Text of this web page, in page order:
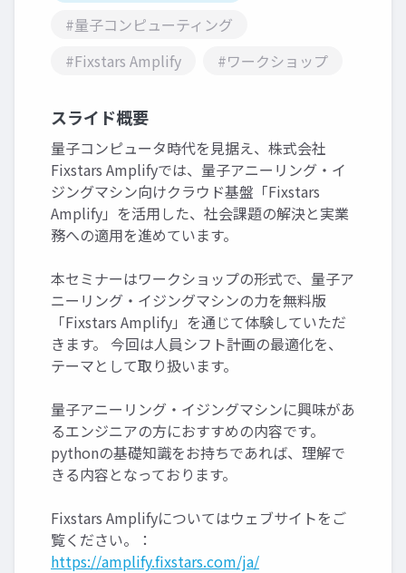
#量子コンピューティング
#Fixstars Amplify
#ワークショップ
スライド概要
量子コンピュータ時代を見据え、株式会社
Fixstars Amplifyでは、量子アニーリング・イ
ジングマシン向けクラウド基盤「Fixstars
Amplify」を活用した、社会課題の解決と実業
務への適用を進めています。
本セミナーはワークショップの形式で、量子ア
ニーリング・イジングマシンの力を無料版
「Fixstars Amplify」を通じて体験していただ
きます。 今回は人員シフト計画の最適化を、
テーマとして取り扱います。
量子アニーリング・イジングマシンに興味があ
るエンジニアの方におすすめの内容です。
pythonの基礎知識をお持ちであれば、理解で
きる内容となっております。
Fixstars Amplifyについてはウェブサイトをご
覧ください。：
https://amplify.fixstars.com/ja/